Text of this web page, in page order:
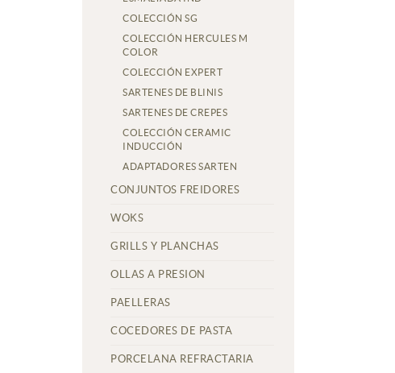
COLECCIÓN SG
COLECCIÓN HERCULES M
COLOR
COLECCIÓN EXPERT
SARTENES DE BLINIS
SARTENES DE CREPES
COLECCIÓN CERAMIC
INDUCCIÓN
ADAPTADORES SARTEN
CONJUNTOS FREIDORES
WOKS
GRILLS Y PLANCHAS
OLLAS A PRESION
PAELLERAS
COCEDORES DE PASTA
PORCELANA REFRACTARIA